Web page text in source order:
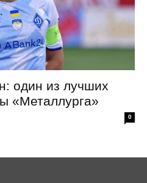
один из лучших
«Металлурга»
0